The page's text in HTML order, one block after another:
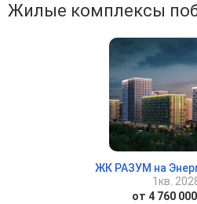
Жилые комплексы
ЖК РАЗУМ на
1кв.
от 4 760